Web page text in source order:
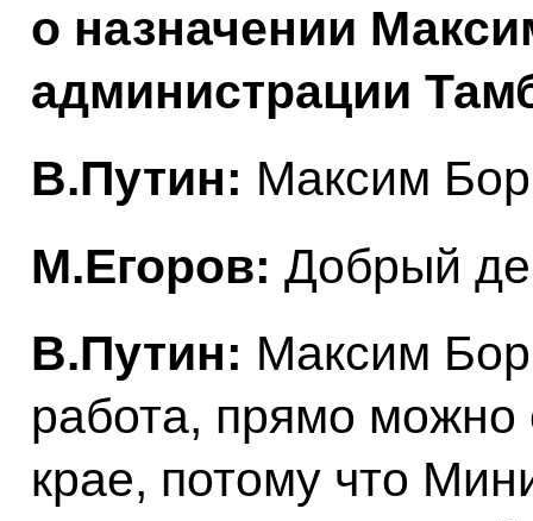
о назначении
администрации
В.Путин: Максим
М.Егоров: Добрый
В.Путин: Максим
работа, прямо можно
крае, потому что